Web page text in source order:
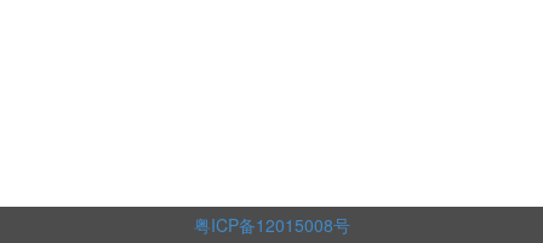
粤ICP备12015008号